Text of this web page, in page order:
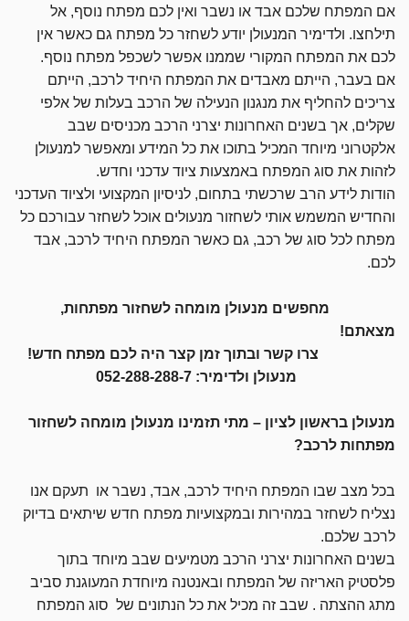
אם המפתח שלכם אבד או נשבר ואין לכם מפתח נוסף, אל
תילחצו. ולדימיר המנעולן יודע לשחזר כל מפתח גם כאשר אין
לכם את המפתח המקורי שממנו אפשר לשכפל מפתח נוסף.
אם בעבר, הייתם מאבדים את המפתח היחיד לרכב, הייתם
צריכים להחליף את מנגנון הנעילה של הרכב בעלות של אלפי
שקלים, אך בשנים האחרונות יצרני הרכב מכניסים שבב
אלקטרוני מיוחד המכיל בתוכו את כל המידע ומאפשר למנעולן
לזהות את סוג המפתח באמצעות ציוד עדכני וחדש.
הודות לידע הרב שרכשתי בתחום, לניסיון המקצועי ולציוד העדכני
והחדיש המשמש אותי לשחזור מנעולים אוכל לשחזר עבורכם כל
מפתח לכל סוג של רכב, גם כאשר המפתח היחיד לרכב, אבד
לכם.
מחפשים מנעולן מומחה לשחזור מפתחות,
מצאתם!
צרו קשר ובתוך זמן קצר היה לכם מפתח חדש!
מנעולן ולדימיר: 052-288-288-7
מנעולן בראשון לציון – מתי תזמינו מנעולן מומחה לשחזור
מפתחות לרכב?
בכל מצב שבו המפתח היחיד לרכב, אבד, נשבר או תעקם אנו
נצליח לשחזר במהירות ובמקצועיות מפתח חדש שיתאים בדיוק
לרכב שלכם.
בשנים האחרונות יצרני הרכב מטמיעים שבב מיוחד בתוך
פלסטיק האריזה של המפתח ובאנטנה מיוחדת המעוגנת סביב
מתג ההצתה . שבב זה מכיל את כל הנתונים של סוג המפתח